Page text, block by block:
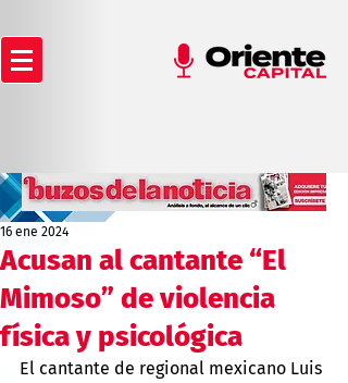
Acusan al cantante “El
Mimoso” de violencia
física y psicológica
16 ene 2024
El cantante de regional mexicano Luis